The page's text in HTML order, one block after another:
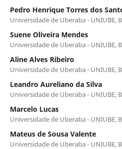
Pedro Henrique Torres dos
Universidade de Uberaba - UNIUBE,
Suene Oliveira Mendes
Universidade de Uberaba - UNIUBE,
Aline Alves Ribeiro
Universidade de Uberaba - UNIUBE,
Leandro Aureliano da Silva
Universidade de Uberaba - UNIUBE,
Marcelo Lucas
Universidade de Uberaba - UNIUBE,
Mateus de Sousa Valente
Universidade de Uberaba - UNIUBE,